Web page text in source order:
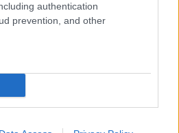
authentication
prevention, and other